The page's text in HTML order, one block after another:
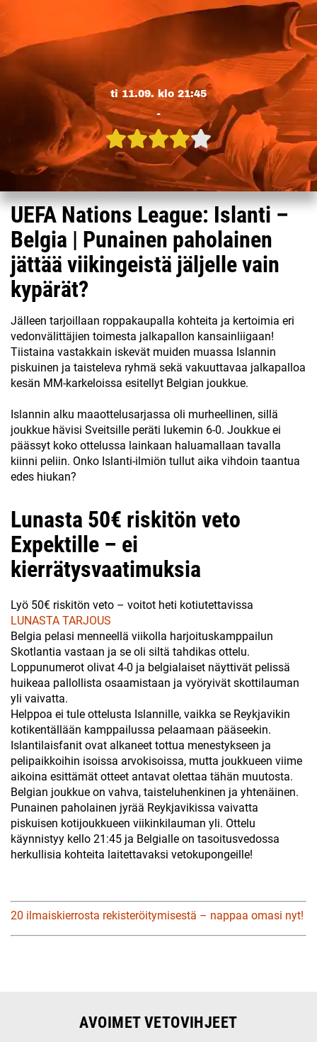
ti 11.09. klo 21:45
-
UEFA Nations League: Islanti –
Belgia | Punainen paholainen
jättää viikingeistä jäljelle vain
kypärät?
Jälleen tarjoillaan roppakaupalla kohteita ja kertoimia eri
vedonvälittäjien toimesta jalkapallon kansainliigaan!
Tiistaina vastakkain iskevät muiden muassa Islannin
piskuinen ja taisteleva ryhmä sekä vakuuttavaa jalkapalloa
kesän MM-karkeloissa esitellyt Belgian joukkue.
Islannin alku maaottelusarjassa oli murheellinen, sillä
joukkue hävisi Sveitsille peräti lukemin 6-0. Joukkue ei
päässyt koko ottelussa lainkaan haluamallaan tavalla
kiinni peliin. Onko Islanti-ilmiön tullut aika vihdoin taantua
edes hiukan?
Lunasta 50€ riskitön veto
Expektille – ei
kierrätysvaatimuksia
Lyö 50€ riskitön veto – voitot heti kotiutettavissa
LUNASTA TARJOUS
Belgia pelasi menneellä viikolla harjoituskamppailun
Skotlantia vastaan ja se oli siltä tahdikas ottelu.
Loppunumerot olivat 4-0 ja belgialaiset näyttivät pelissä
huikeaa pallollista osaamistaan ja vyöryivät skottilauman
yli vaivatta.
Helppoa ei tule ottelusta Islannille, vaikka se Reykjavikin
kotikentällään kamppailussa pelaamaan pääseekin.
Islantilaisfanit ovat alkaneet tottua menestykseen ja
pelipaikkoihin isoissa arvokisoissa, mutta joukkueen viime
aikoina esittämät otteet antavat olettaa tähän muutosta.
Belgian joukkue on vahva, taisteluhenkinen ja yhtenäinen.
Punainen paholainen jyrää Reykjavikissa vaivatta
piskuisen kotijoukkueen viikinkilauman yli. Ottelu
käynnistyy kello 21:45 ja Belgialle on tasoitusvedossa
herkullisia kohteita laitettavaksi vetokupongeille!
20 ilmaiskierrosta rekisteröitymisestä – nappaa omasi nyt!
AVOIMET VETOVIHJEET